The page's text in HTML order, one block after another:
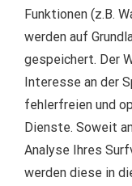
Funktionen (z.B.
werden auf
gespeichert. Der
Interesse an der
fehlerfreien und
Dienste. Soweit
Analyse Ihres
werden diese in